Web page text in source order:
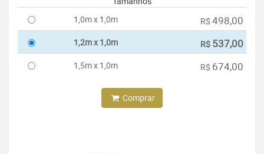
1,0m x 1,0m
R$ 498,00
1,2m x 1,0m R$ 537,00
1,5m x 1,0m R$ 674,00
Comprar